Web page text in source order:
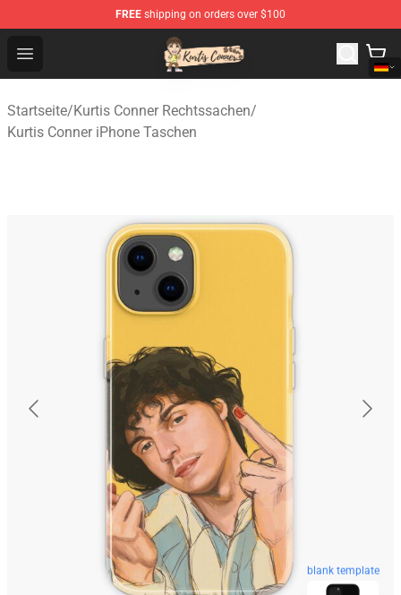
FREE shipping on orders over $100
Open menu
Kurtis Conner Store - Official Kurtis Conner Merchandise
Startseite/Kurtis Conner Rechtssachen/
Kurtis Conner iPhone Taschen
blank template